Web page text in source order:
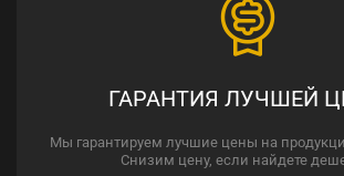
ГАРАНТИЯ ЛУЧШЕЙ
Мы гарантируем лучшие цены на
Снизим цену, если найдете